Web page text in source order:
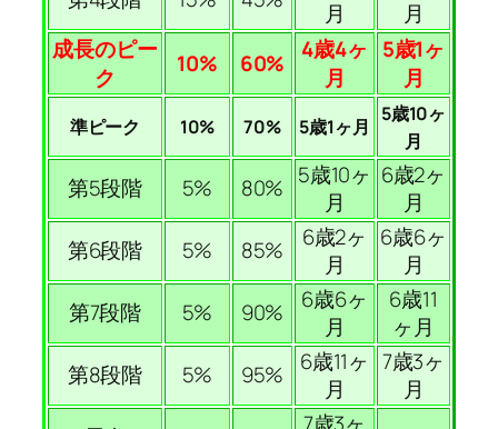
月
月
成長のピー
ク
10% 60%
4歳4ヶ
月
5歳1ヶ
月
準ピーク 10% 70% 5歳1ヶ月
5歳10ヶ
月
第5段階 5% 80% 5歳10ヶ
月
6歳2ヶ
月
第6段階
5% 85%
6歳2ヶ
月
6歳6ヶ
月
第7段階
5% 90%
6歳6ヶ
月
6歳11
ヶ月
第8段階
5% 95%
6歳11ヶ
月
7歳3ヶ
月
7歳3ヶ